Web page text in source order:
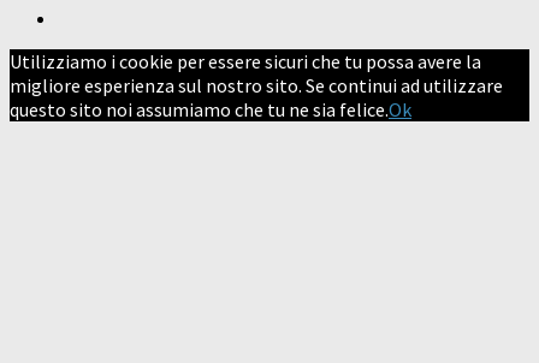
Utilizziamo i cookie per essere sicuri che tu possa avere la
migliore esperienza sul nostro sito. Se continui ad utilizzare
questo sito noi assumiamo che tu ne sia felice.Ok